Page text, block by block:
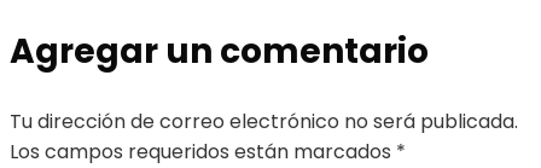
Agregar un comentario
Tu dirección de correo electrónico no será publicada.
Los campos requeridos están marcados *